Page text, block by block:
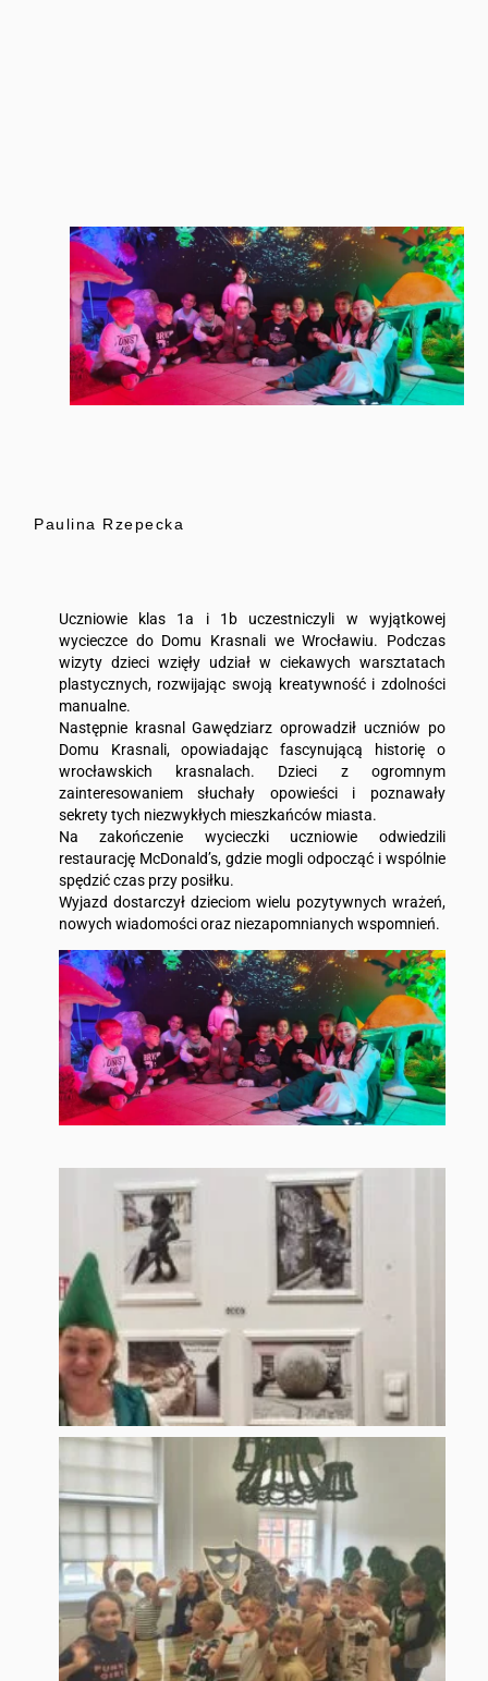
Paulina Rzepecka
Uczniowie klas 1a i 1b uczestniczyli w wyjątkowej
wycieczce do Domu Krasnali we Wrocławiu. Podczas
wizyty dzieci wzięły udział w ciekawych warsztatach
plastycznych, rozwijając swoją kreatywność i zdolności
manualne.
Następnie krasnal Gawędziarz oprowadził uczniów po
Domu Krasnali, opowiadając fascynującą historię o
wrocławskich krasnalach. Dzieci z ogromnym
zainteresowaniem słuchały opowieści i poznawały
sekrety tych niezwykłych mieszkańców miasta.
Na zakończenie wycieczki uczniowie odwiedzili
restaurację McDonald’s, gdzie mogli odpocząć i wspólnie
spędzić czas przy posiłku.
Wyjazd dostarczył dzieciom wielu pozytywnych wrażeń,
nowych wiadomości oraz niezapomnianych wspomnień.